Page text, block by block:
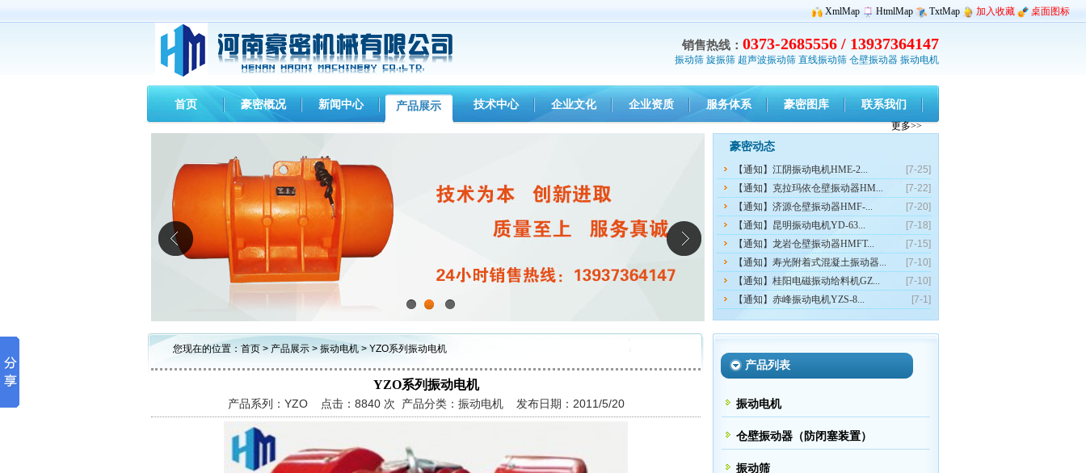
XmlMap HtmlMap TxtMap 加入收藏 桌面图标
销售热线： 0373-2685556 / 13937364147
振动筛 旋振筛 超声波振动筛 直线振动筛 仓壁振动器 振动电机
首页 豪密概况 新闻中心 产品展示 技术中心 企业文化 企业资质 服务体系 豪密图库 联系我们
豪密动态
更多>>
[7-25]
【通知】江阴振动电机HME-2...
[7-22]
【通知】克拉玛依仓壁振动器HM...
[7-20]
【通知】济源仓壁振动器HMF-...
[7-18]
【通知】昆明振动电机YD-63...
[7-15]
【通知】龙岩仓壁振动器HMFT...
[7-10]
【通知】寿光附着式混凝土振动器...
[7-10]
【通知】桂阳电磁振动给料机GZ...
[7-1]
【通知】赤峰振动电机YZS-8...
您现在的位置： 首页 > 产品展示 > 振动电机 > YZO系列振动电机
YZO系列振动电机
产品系列：YZO 点击： 8840 次 产品分类：振动电机 发布日期：2011/5/20
产品列表
振动电机
仓壁振动器（防闭塞装置）
振动筛